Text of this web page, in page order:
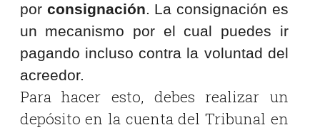
porconsignación. La consignación es
un mecanismo por el cual puedes ir
pagando incluso contra la voluntad del
acreedor.
Para hacer esto, debes realizar un
depósito en la cuenta del Tribunal en